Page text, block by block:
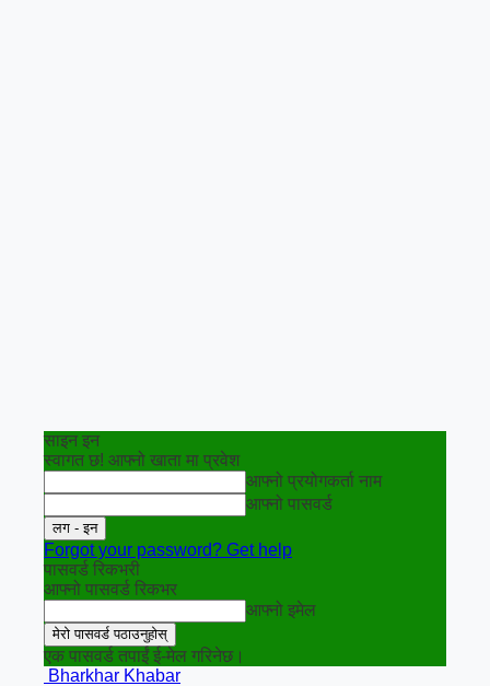
साइन इन
स्वागत छ! आफ्नो खाता मा प्रवेश
आफ्नो प्रयोगकर्ता नाम
आफ्नो पासवर्ड
Forgot your password? Get help
पासवर्ड रिकभरी
आफ्नो पासवर्ड रिकभर
आफ्नो इमेल
एक पासवर्ड तपाईं ई-मेल गरिनेछ।
Bharkhar Khabar